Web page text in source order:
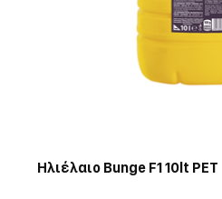
Ηλιέλαιο Bunge F1 10lt PET